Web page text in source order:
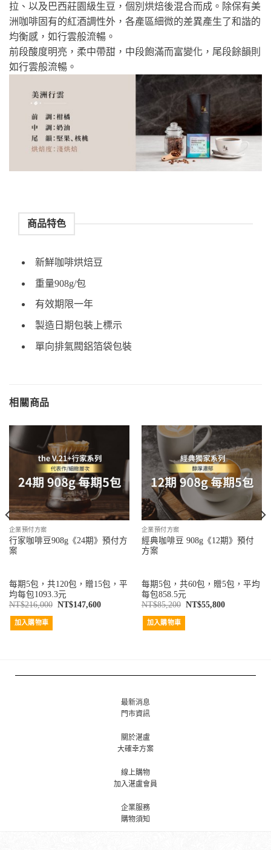
拉、以及巴西莊園級生豆，個別烘焙後混合而成。除保有美
洲咖啡固有的紅酒調性外，各產區細微的差異產生了和諧的
均衡感，如行雲般流暢。
前段酸度明亮，柔中帶甜，中段飽滿而富變化，尾段餘韻則
如行雲般流暢。
商品特色
新鮮咖啡烘焙豆
重量908g/包
有效期限一年
製造日期包裝上標示
單向排氣閥鋁箔袋包裝
相關商品
企業預付方案
行家咖啡豆908g《24期》預付方
案
每期5包，共120包，贈15包，平
均每包1093.3元
NT$216,000 NT$147,600
加入購物車
企業預付方案
經典咖啡豆 908g《12期》預付
方案
每期5包，共60包，贈5包，平均
每包858.5元
NT$85,200 NT$55,800
加入購物車
最新消息
門市資訊
關於湛盧
大確幸方案
線上購物
加入湛盧會員
企業服務
購物須知